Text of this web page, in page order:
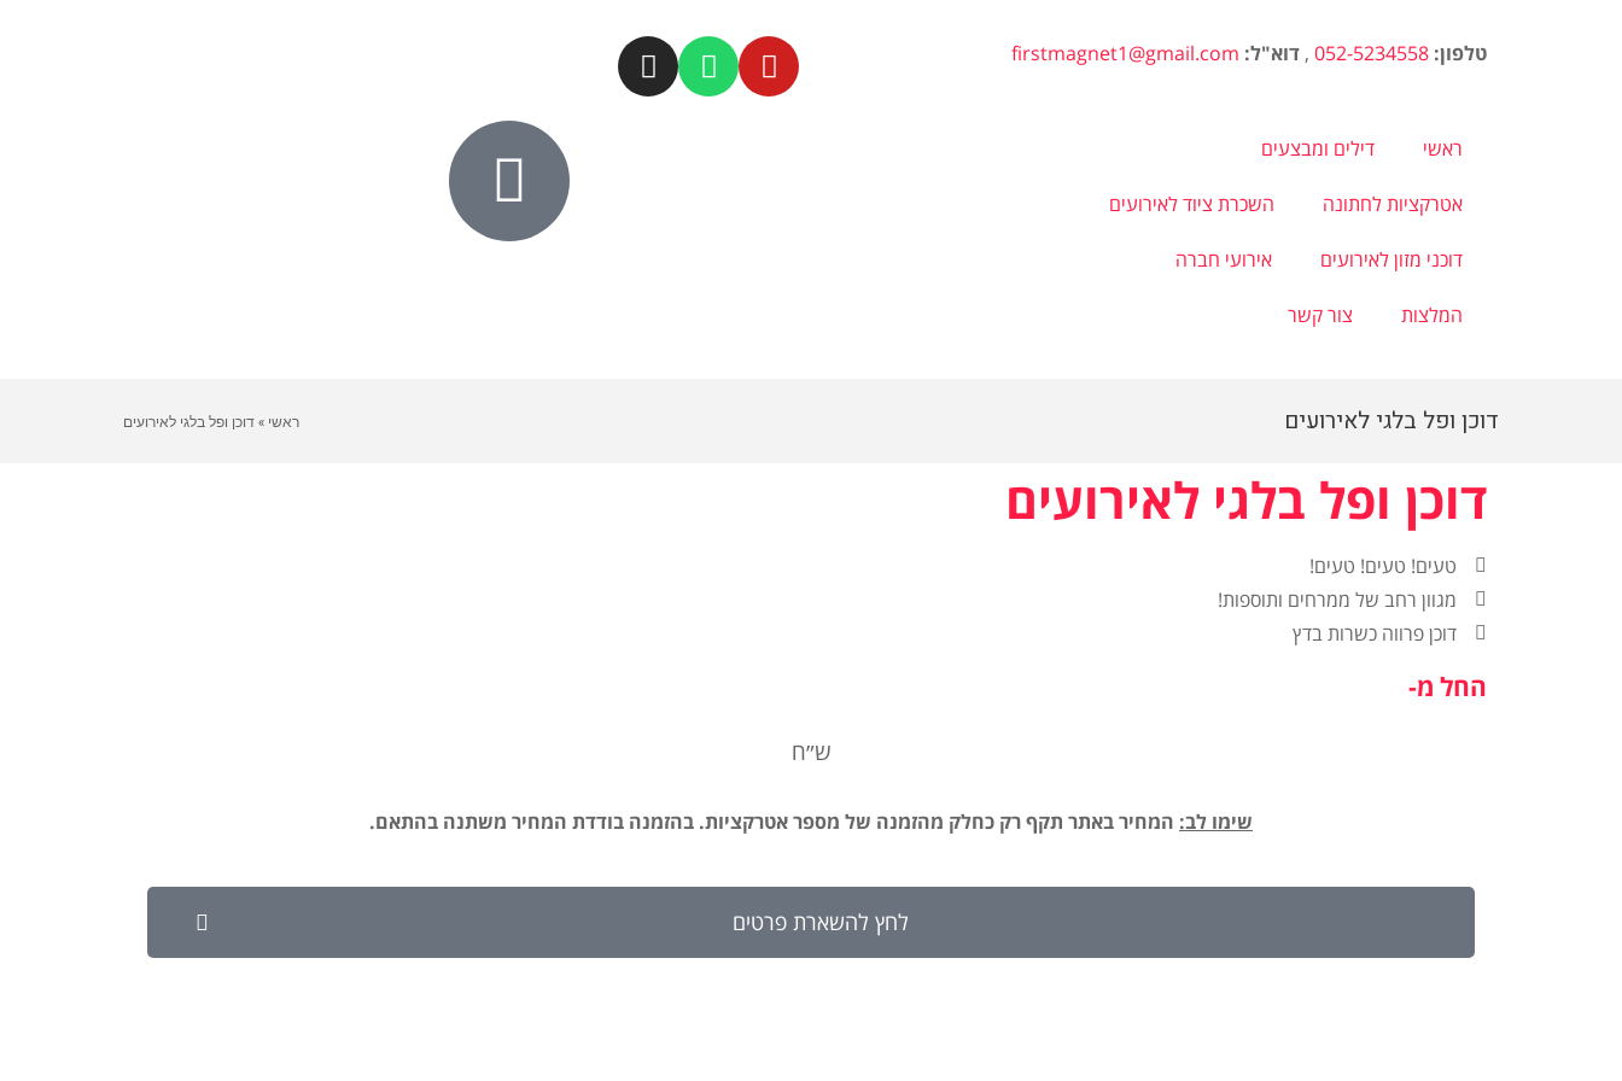
טלפון: 052-5234558
, דוא"ל: firstmagnet1@gmail.com
ראשי דילים ומבצעים
אטרקציות לחתונה השכרת ציוד לאירועים
דוכני מזון לאירועים אירועי חברה
המלצות צור קשר
דוכן ופל בלגי לאירועים ראשי »דוכן ופל בלגי לאירועים
דוכן ופל בלגי לאירועים
טעים! טעים! טעים!
מגוון רחב של ממרחים ותוספות!
דוכן פרווה כשרות בדץ
החל מ-
ש״ח
שימו לב: המחיר באתר תקף רק כחלק מהזמנה של מספר אטרקציות. בהזמנה בודדת המחיר משתנה בהתאם.
לחץ להשארת פרטים